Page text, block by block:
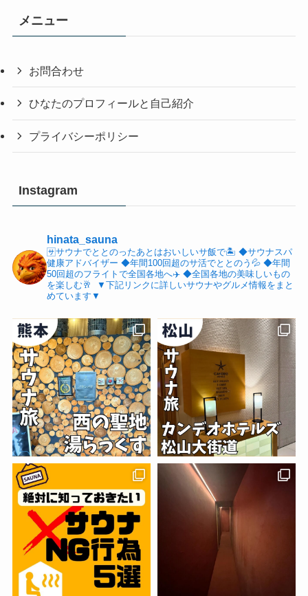
メニュー
お問合わせ
ひなたのプロフィールと自己紹介
プライバシーポリシー
Instagram
hinata_sauna
🈂️サウナでととのったあとはおいしいサ飯で🏝️ ⁡◆サウナスパ
健康アドバイザー ◆年間100回超のサ活でととのう💦◆年間
50回超のフライトで全国各地へ✈️◆全国各地の美味しいもの
を楽しむ🥂
▼下記リンクに詳しいサウナやグルメ情報をまと
めています▼